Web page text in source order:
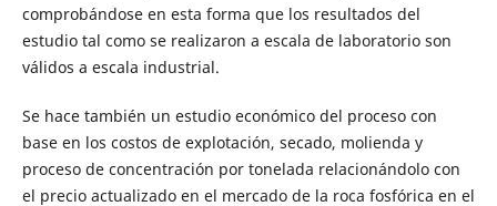
comprobándose en esta forma que los resultados del
estudio tal como se realizaron a escala de laboratorio son
válidos a escala industrial.
Se hace también un estudio económico del proceso con
base en los costos de explotación, secado, molienda y
proceso de concentración por tonelada relacionándolo con
el precio actualizado en el mercado de la roca fosfórica en el